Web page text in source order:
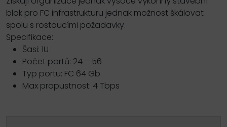
blok pro FC infrastrukturu jednak možnost škálovat
spolu s rostoucími požadavky.
Specifikace:
Šasi: 1U
Počet portů: 24 – 56
Typ portu: FC 64 Gb
Max propustnost: 4 Tbps